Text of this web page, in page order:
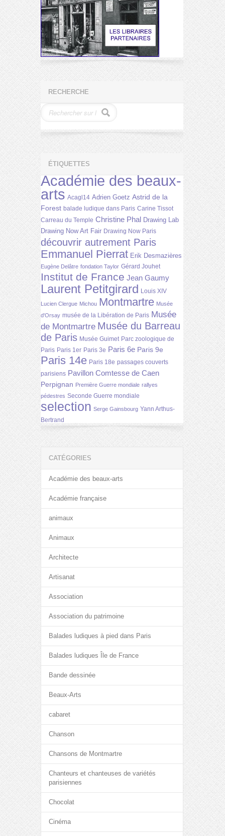
RECHERCHE
ÉTIQUETTES
Académie des beaux-
arts Acagl14 Adrien Goetz Astrid de la
Forest balade ludique dans Paris Carine Tissot
Carreau du Temple Christine Phal Drawing Lab
Drawing Now Art Fair Drawing Now Paris
découvrir autrement Paris
Emmanuel Pierrat Erik Desmazières
Eugène Delâtre fondation Taylor Gérard Jouhet
Institut de France Jean Gaumy
Laurent Petitgirard Louis XIV
Lucien Clergue Michou Montmartre Musée
d'Orsay musée de la Libération de Paris Musée
de Montmartre Musée du Barreau
de Paris Musée Guimet Parc zoologique de
Paris Paris 1er Paris 3e Paris 6e Paris 9e
Paris 14e Paris 18e passages couverts
parisiens Pavillon Comtesse de Caen
Perpignan Première Guerre mondiale rallyes
pédestres Seconde Guerre mondiale
selection Serge Gainsbourg Yann Arthus-
Bertrand
CATÉGORIES
Académie des beaux-arts
Académie française
animaux
Animaux
Architecte
Artisanat
Association
Association du patrimoine
Balades ludiques à pied dans Paris
Balades ludiques Île de France
Bande dessinée
Beaux-Arts
cabaret
Chanson
Chansons de Montmartre
Chanteurs et chanteuses de variétés
parisiennes
Chocolat
Cinéma